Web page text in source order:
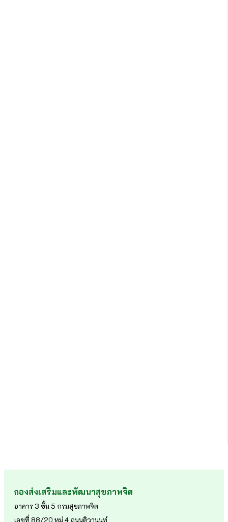
กองส่งเสริมและพัฒนาสุขภาพจิต
อาคาร 3 ชั้น 5 กรมสุขภาพจิต
เลขที่ 88/20 หมู่ 4 ถนนติวานนท์